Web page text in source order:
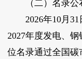
（二）名录公
2026年10月31
2027年度发电、
位名录通过全国